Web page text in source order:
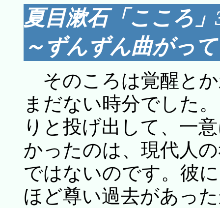
夏目漱石「こころ
～ずんずん曲がっ
そのころは覚醒と
まだない時分でした
りと投げ出して、一
かったのは、現代人
ではないのです。彼
ほど尊い過去があっ